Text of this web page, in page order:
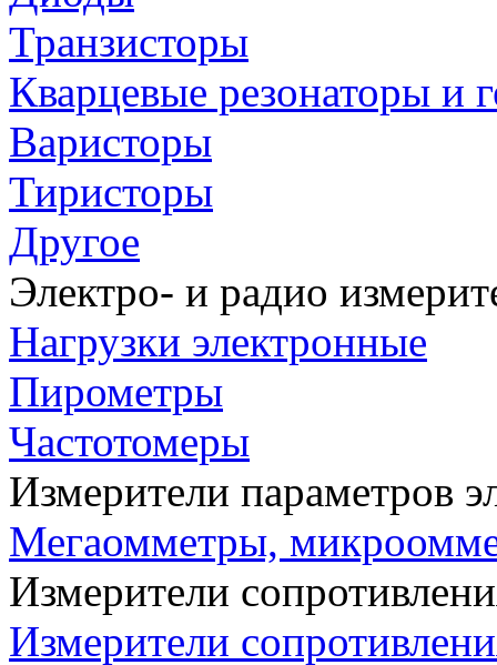
Транзисторы
Кварцевые резонаторы и
Варисторы
Тиристоры
Другое
Электро- и радио
Нагрузки электронные
Пирометры
Частотомеры
Измерители параметров
Мегаомметры,
Измерители
Измерители